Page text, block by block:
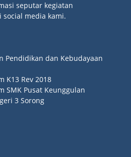
seputar kegiatan
social media kami.
Pendidikan dan Kebudayaan
K13 Rev 2018
SMK Pusat Keunggulan
3 Sorong